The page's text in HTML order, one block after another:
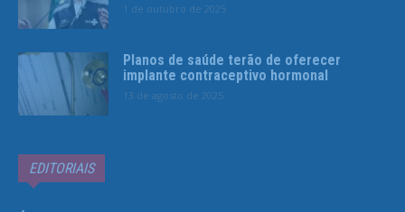
1 de outubro de 2025
Planos de saúde terão de oferecer
implante contraceptivo hormonal
13 de agosto de 2025
EDITORIAIS